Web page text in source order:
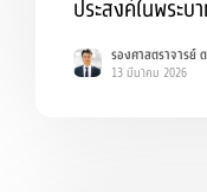
ประสงค์ในพระบ
มหาวิทยาลัยนว
รองศาสตราจารย์
13 มีนาคม 2026